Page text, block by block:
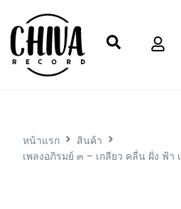
หน้าแรก
สินค้า
เพลงอภิรมย์ ๓ – เกลียว คลื่น ฝั่ง ฟ้